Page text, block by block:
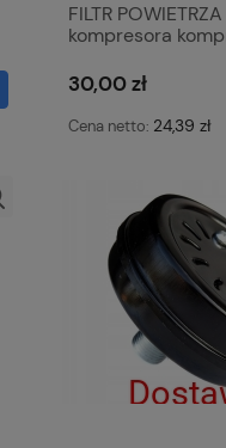
FILTR
kompresora
30,00 zł
Cena netto: 24,39 zł